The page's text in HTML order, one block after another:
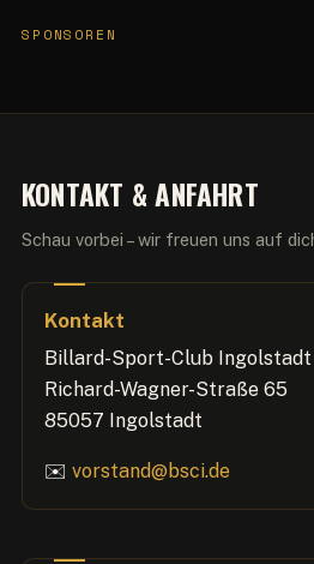
SPONSOREN
KONTAKT & ANFAHRT
Schau vorbei – wir freuen uns auf
Kontakt
Billard-Sport-Club Ingolstadt
Richard-Wagner-Straße 65
85057 Ingolstadt
✉️ vorstand@bsci.de